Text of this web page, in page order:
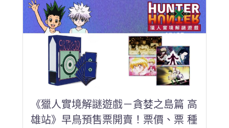
《獵人實境解謎遊戲－貪婪之島篇 高
雄站》早鳥預售票開賣！票價、票 種